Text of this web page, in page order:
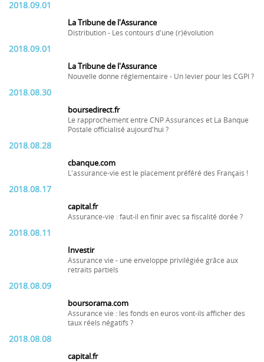
2018.09.01
La Tribune de l'Assurance
Distribution - Les contours d'une (r)évolution
2018.09.01
La Tribune de l'Assurance
Nouvelle donne réglementaire - Un levier pour les CGPI ?
2018.08.30
boursedirect.fr
Le rapprochement entre CNP Assurances et La Banque
Postale officialisé aujourd'hui ?
2018.08.28
cbanque.com
L'assurance-vie est le placement préféré des Français !
2018.08.17
capital.fr
Assurance-vie : faut-il en finir avec sa fiscalité dorée ?
2018.08.11
Investir
Assurance vie - une enveloppe privilégiée grâce aux
retraits partiels
2018.08.09
boursorama.com
Assurance vie : les fonds en euros vont-ils afficher des
taux réels négatifs ?
2018.08.08
capital.fr